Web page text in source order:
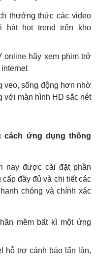
thưởng thức các video
hát hot trend trên kho
online hãy xem phim trở
veo, sống động hơn nhờ
với màn hình HD sắc nét
cách ứng dụng thông
nay được cài đặt phần
đầy đủ và chi tiết các
chóng và chính xác
mềm bất kì một ứng
hỗ trợ cảnh báo lấn làn,